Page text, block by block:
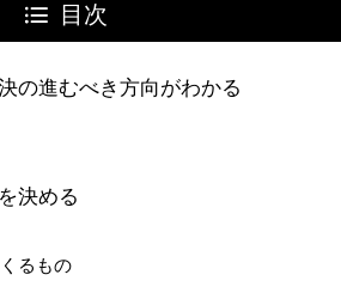
目次
の進むべき方向がわかる
決める
るもの